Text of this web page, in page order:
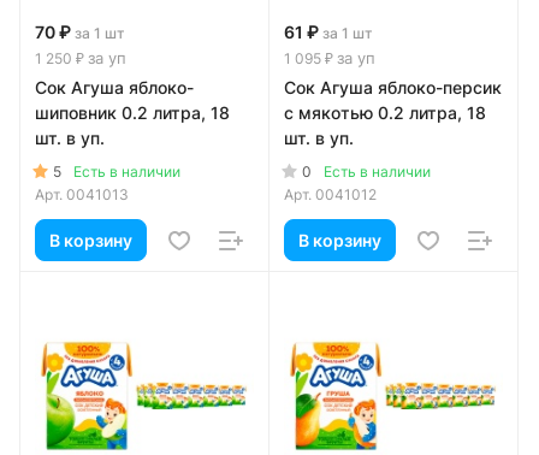
70 ₽ за 1 шт
1 250 ₽ за уп
Сок Агуша яблоко-
шиповник 0.2 литра, 18
шт. в уп.
5
Есть в наличии
Арт. 0041013
В корзину
61 ₽ за 1 шт
1 095 ₽ за уп
Сок Агуша яблоко-персик
с мякотью 0.2 литра, 18
шт. в уп.
0
Есть в наличии
Арт. 0041012
В корзину